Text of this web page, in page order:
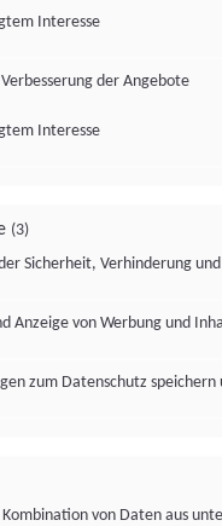
Interesse
der Angebote
Interesse
(3)
Sicherheit, Verhinderung
Anzeige von Werbung und
zum Datenschutz
von Daten aus